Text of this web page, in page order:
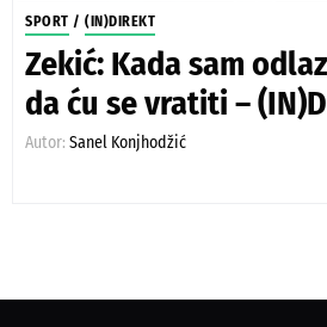
SPORT / (IN)DIREKT
Zekić: Kada sam
da ću se vratiti –
Autor: Sanel Konjhodžić